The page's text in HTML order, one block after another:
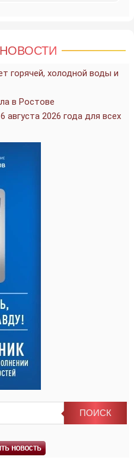
горячей, холодной воды и
в Ростове
августа 2026 года для всех